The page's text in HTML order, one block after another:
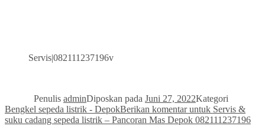
Servis|082111237196v
Penulis adminDiposkan pada Juni 27, 2022Kategori
Bengkel sepeda listrik - DepokBerikan komentaruntuk Servis &
suku cadang sepeda listrik – Pancoran Mas Depok 082111237196